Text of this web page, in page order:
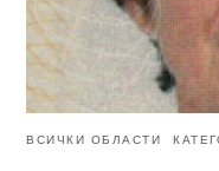
ВСИЧКИ ОБЛАСТИ